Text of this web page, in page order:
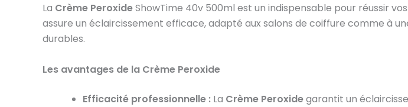
La Crème PeroxideShowTime 40v 500ml est un indispensable pour réussir
assure un éclaircissement efficace, adapté aux salons de coiffure comme à
durables.
Les avantages de la Crème Peroxide
Efficacité professionnelle : La Crème Peroxidegarantit un